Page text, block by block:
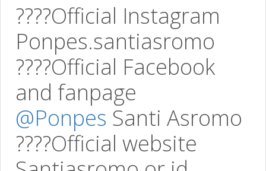
????Official Instagram
Ponpes.santiasromo
????Official Facebook
and fanpage
@Ponpes Santi Asromo
????Official website